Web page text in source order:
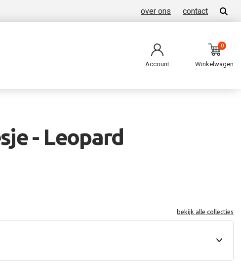
over ons contact
Account
0
Winkelwagen
- Leopard
bekijk alle collecties